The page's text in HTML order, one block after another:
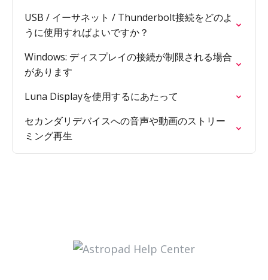
USB / イーサネット / Thunderbolt接続をどのよ
うに使用すればよいですか？
Windows: ディスプレイの接続が制限される場合
があります
Luna Displayを使用するにあたって
セカンダリデバイスへの音声や動画のストリー
ミング再生